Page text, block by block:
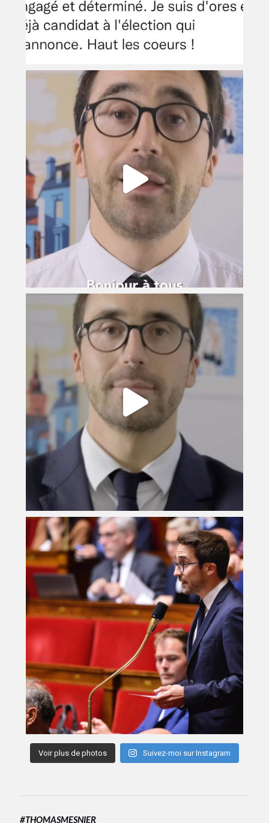
Voir plus de photos Suivez-moi sur Instagram
#THOMASMESNIER